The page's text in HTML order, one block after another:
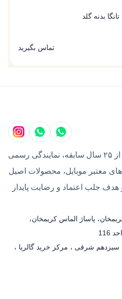
بدنه گلد
تماس بگیرید
شرکت سفیران همراه با بیش از ۲۵ سال سابقه، نمایندگی رسمی
معتبر موبایل، محصولات اصیل
جلب اعتماد و رضایت پایدار
پاساژ الماس کریمخان،
سیزدهم شرقی ، مرکز خرید گالریا ،